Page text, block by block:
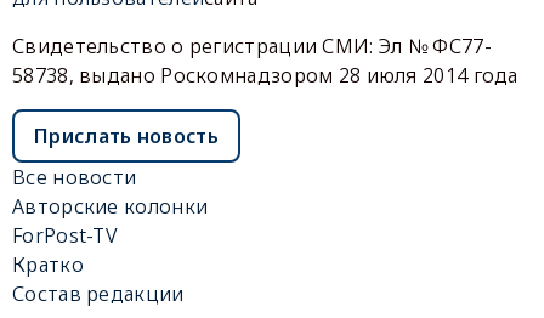
Свидетельство о регистрации СМИ: Эл № ФС77-
58738, выдано Роскомнадзором 28 июля 2014 года
Прислать новость
Все новости
Авторские колонки
ForPost-TV
Кратко
Состав редакции